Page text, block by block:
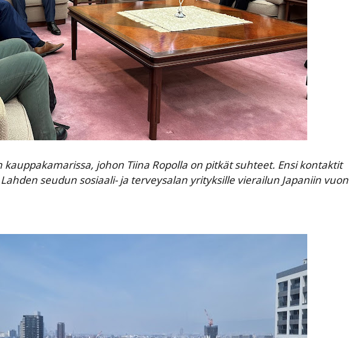
johon Tiina Ropolla on pitkät suhteet. Ensi kontaktit
seudun sosiaali- ja terveysalan yrityksille vierailun Japaniin